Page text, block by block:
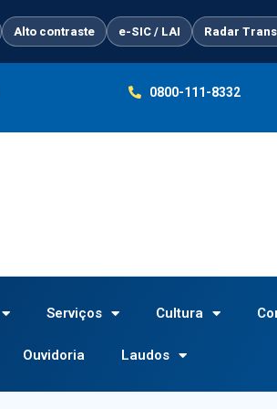
Alto contraste e-SIC / LAI Radar
0800-111-8332
Serviços Cultura
Ouvidoria Laudos